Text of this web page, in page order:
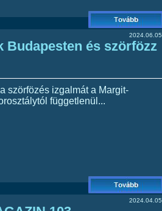
2024.06.05.
Budapesten és szörfözz
szörfözés izgalmát a Margit-
függetlenül...
2024.04.05.